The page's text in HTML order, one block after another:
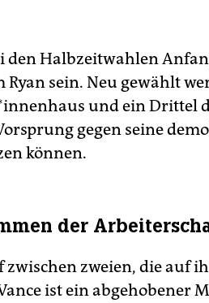
den Halbzeitwahlen
sein. Neu gewählt
und ein Drittel
gegen seine
können.
der
zwischen zweien, die auf
ist ein abgehobener